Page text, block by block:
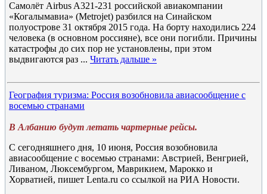
Самолёт Airbus A321-231 российской авиакомпании
«Когалымавиа» (Metrojet) разбился на Синайском
полуострове 31 октября 2015 года. На борту находились 224
человека (в основном россияне), все они погибли. Причины
катастрофы до сих пор не установлены, при этом
выдвигаются раз ... Читать дальше »
География туризма: Россия возобновила авиасообщение с
восемью странами
В Албанию будут летать чартерные рейсы.
С сегодняшнего дня, 10 июня, Россия возобновила
авиасообщение с восемью странами: Австрией, Венгрией,
Ливаном, Люксембургом, Маврикием, Марокко и
Хорватией, пишет Lenta.ru со ссылкой на РИА Новости.